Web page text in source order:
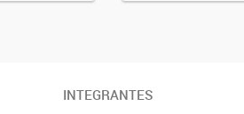
INTEGRANTES